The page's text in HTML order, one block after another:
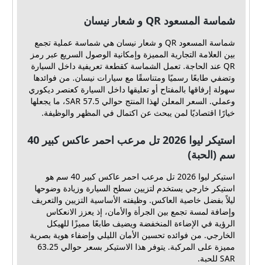
شماسة المسعود QR و شعار نيسان
شماسة المسعود QR و شعار نيسان هي شماسة عملية تجمع
بين العلامة التجارية المميزة وإمكانية الوصول السريع عبر رمز
QR عند الحاجة. تعمل الشماسة كقطعة تعريفية داخل السيارة
وتضفي طابعًا رسميًا ومتناسقًا مع سيارات نيسان. من فوائدها
سهولة إرفاقها بالمفتاح أو تعليقها داخل السيارة كعنصر ديكوري
وعملي. السعر المعلن لهذا المنتج حوالي 57.5 SAR، ما يجعلها
خيارًا اقتصاديًا لمن يبحث عن اكتمال في المظهر والوظيفة.
استيكر ليوا 2026 تل مرعب احمر عاكس كبير 40
سم (الحبة)
استيكر ليوا 2026 تل مرعب احمر عاكس كبير 40 سم هو
استيكر خارجي يستخدم لتزيين سطح السيارة وزيادة وضوحها
ليلاً بفضل خاصية العاكس. وظيفته الأساسية التزيين والتعريف
وإضافة لمسة تجمع بين الجرأة والأمان، إذ يعزز الانعكاس
الرؤية في الإضاءة المنخفضة ويضيف طابعًا مميزًا للهيكل
الخارجي. من فوائده تحسين الأمان الليلي وإضفاء هوية بصرية
مميزة على المركبة. يتوفر هذا الاستيكر بسعر حوالي 63.25
SAR للحبة.